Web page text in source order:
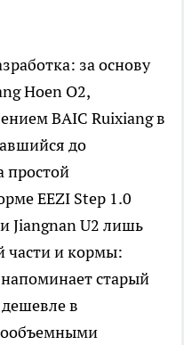
за основу
Hoen O2,
BAIC Ruixiang в
до
простой
EEZI Step 1.0
Jiangnan U2 лишь
части и кормы:
старый
в